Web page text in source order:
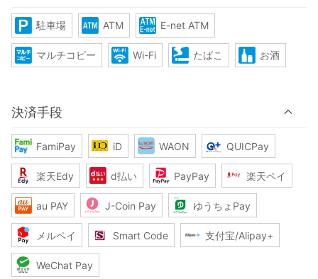
駐車場 ATM E-net ATM
マルチコピー Wi-Fi たばこ お酒
決済手段
FamiPay iD WAON QUICPay
楽天Edy d払い PayPay 楽天ペイ
au PAY J-Coin Pay ゆうちょPay
メルペイ Smart Code 支付宝/Alipay+
WeChat Pay